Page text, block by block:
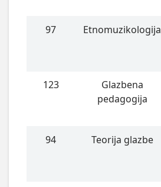
97 Etnomuzikologija
123
Glazbena
pedagogija
94 Teorija glazbe